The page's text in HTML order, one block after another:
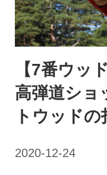
【7番ウッ
高弾道ショ
トウッド